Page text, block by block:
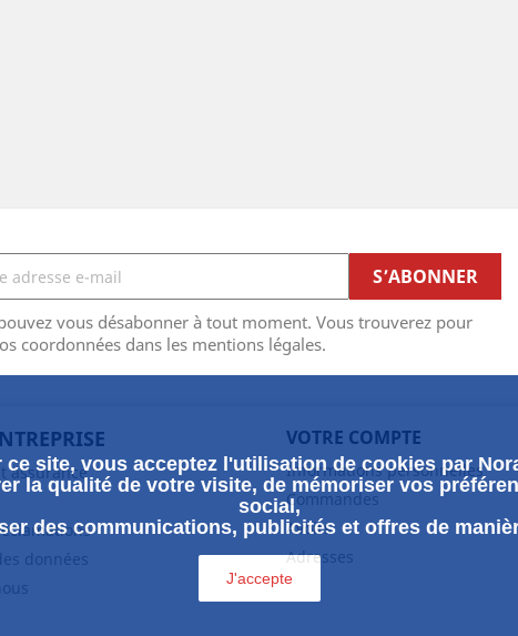
vous désabonner à tout moment. Vous trouverez pour
coordonnées dans les mentions légales.
assurance
données
VOTRE COMPTE
Informations personnelles
Commandes
Avoirs
Adresses
site, vous acceptez l'utilisation de cookies par
la qualité de votre visite, de mémoriser vos
social,
des communications, publicités et offres de
J'accepte